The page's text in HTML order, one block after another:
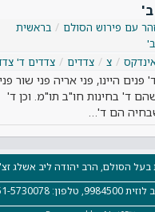
עם פירוש הסולם
בראשית
צ צדדים צדדים ד'
היינו, פני אריה פני שור
ד' בחינות חו"ב תו"מ. וכן ד'
הם ד'…